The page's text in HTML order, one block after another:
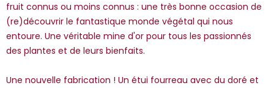
fruit connus ou moins connus : une très bonne occasion de
(re)découvrir le fantastique monde végétal qui nous
entoure. Une véritable mine d'or pour tous les passionnés
des plantes et de leurs bienfaits.
Une nouvelle fabrication ! Un étui fourreau avec du doré et